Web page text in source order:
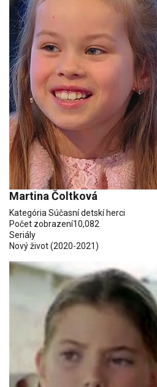
Martina Čoltková
Kategória Súčasní detskí herci
Počet zobrazení10,082
Seriály
Nový život(2020-2021)